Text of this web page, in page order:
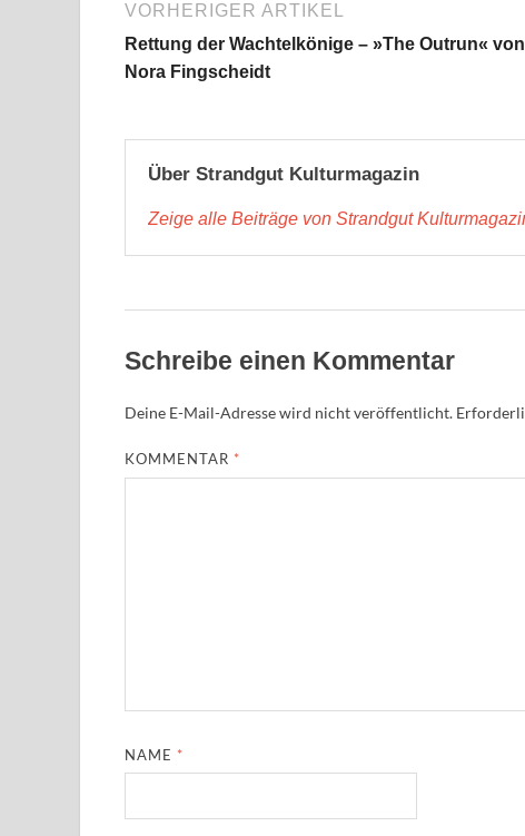
VORHERIGER ARTIKEL
Rettung der Wachtelkönige – »The Outrun« von
Nora Fingscheidt
Über Strandgut Kulturmagazin
Zeige alle Beiträge von Strandgut
Schreibe einen Kommentar
Deine E-Mail-Adresse wird nicht veröffentlicht.
KOMMENTAR *
NAME *